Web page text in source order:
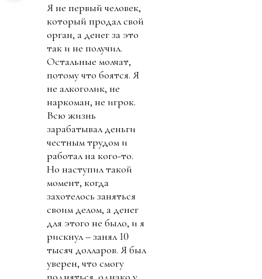
Я не первый человек,
который продал свой
орган, а денег за это
так и не получил.
Остальные молчат,
потому что боятся. Я
не алкоголик, не
наркоман, не игрок.
Всю жизнь
зарабатывал деньги
честным трудом и
работал на кого-то.
Но наступил такой
момент, когда
захотелось заняться
своим делом, а денег
для этого не было, и я
рискнул – занял 10
тысяч долларов. Я был
уверен, что смогу